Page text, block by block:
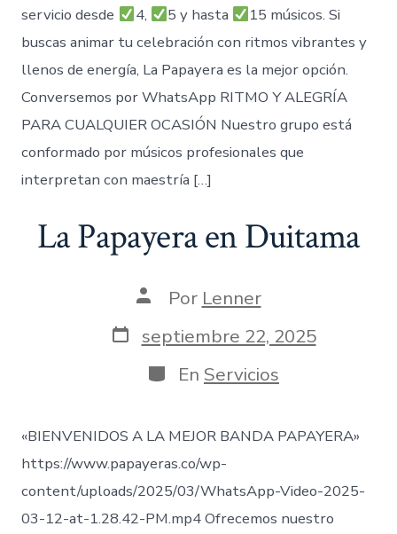
servicio desde
4, 5 y hasta
15 músicos. Si
buscas animar tu celebración con ritmos vibrantes y
llenos de energía, La Papayera es la mejor opción.
Conversemos por WhatsApp RITMO Y ALEGRÍA
PARA CUALQUIER OCASIÓN Nuestro grupo está
conformado por músicos profesionales que
interpretan con maestría […]
La Papayera en Duitama
Autor
la
entrada
Por Lenner
Fecha
de
publicación
septiembre 22, 2025
Categorías
En Servicios
«BIENVENIDOS A LA MEJOR BANDA PAPAYERA»
https://www.papayeras.co/wp-
content/uploads/2025/03/WhatsApp-Video-2025-
03-12-at-1.28.42-PM.mp4 Ofrecemos nuestro